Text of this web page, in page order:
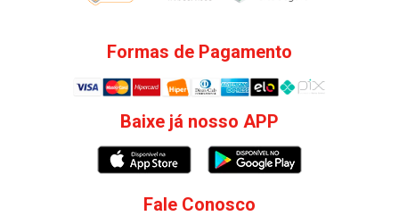
Formas de Pagamento
Baixe já nosso APP
Fale Conosco